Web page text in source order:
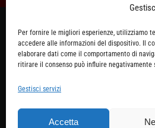
Per fornire le migliori esperienze, utilizziamo
accedere alle informazioni del dispositivo. Il
elaborare dati come il comportamento di
ritirare il consenso può influire
Gestisci servizi
Accetta
ASSISTENZA CLIENTI
SPEDIZIONI
DIRITTO DI RECESSO
METODI DI PAGAMENTO